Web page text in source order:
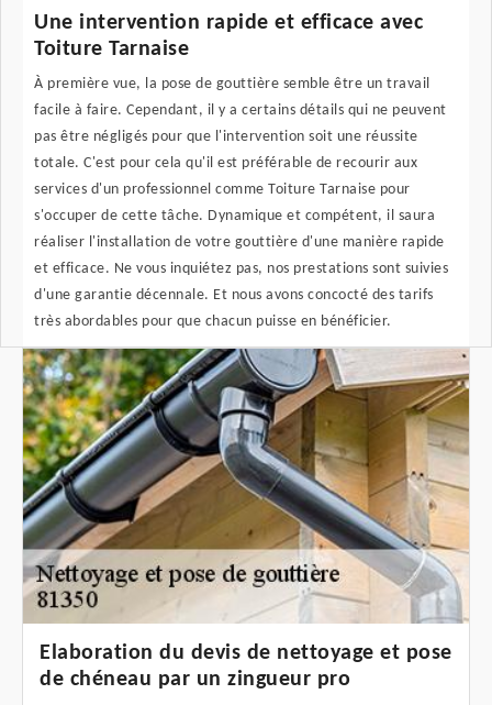
Une intervention rapide et efficace avec
Toiture Tarnaise
À première vue, la pose de gouttière semble être un travail
facile à faire. Cependant, il y a certains détails qui ne peuvent
pas être négligés pour que l'intervention soit une réussite
totale. C'est pour cela qu'il est préférable de recourir aux
services d'un professionnel comme Toiture Tarnaise pour
s'occuper de cette tâche. Dynamique et compétent, il saura
réaliser l'installation de votre gouttière d'une manière rapide
et efficace. Ne vous inquiétez pas, nos prestations sont suivies
d'une garantie décennale. Et nous avons concocté des tarifs
très abordables pour que chacun puisse en bénéficier.
Elaboration du devis de nettoyage et pose
de chéneau par un zingueur pro